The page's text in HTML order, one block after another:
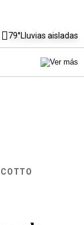
79°Lluvias aisladas